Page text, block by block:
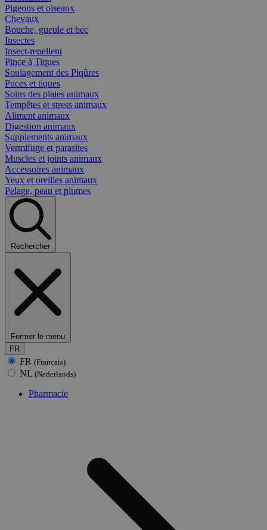
Pigeons et oiseaux
Chevaux
Bouche, gueule et bec
Insectes
Insect-repellent
Pince à Tiques
Soulagement des Piqûres
Puces et tiques
Soins des plaies animaux
Tempêtes et stress animaux
Aliment animaux
Digestion animaux
Supplements animaux
Vermifuge et parasites
Muscles et joints animaux
Accessoires animaux
Yeux et oreilles animaux
Pelage, peau et plumes
Rechercher
Fermer le menu
FR
FR (Francais)
NL (Nederlands)
Pharmacie